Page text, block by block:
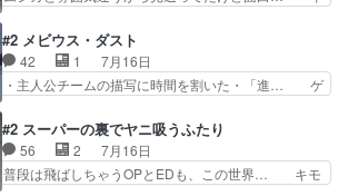
ス、共存の道はやっぱ険しいぜ… 鏡とソフトクリ
浩二の揺るがない信念に思… 鏡さん、活躍する度
に好感度爆上がりですね… ケンタウロス族面白か
ったですね♪タカコち…
れが偶然イベント会場に居合わせてしま… ビオラ
こいつほんま……残りの2人はビオラ… 見てて興
奮と息苦しさを同時に感じさせるビ… ビオラちゃ
んのお陰であられちゃんと律ちゃ… ・日本語特有
に今期一の悪役がいたとは。… 友達との会話でフ
ェアリィブゥケのイベント… ・ビオラはあられを
見つけて悪だくみを策略…
#2 メビウス・ダスト
42 1
7月16日
・主人公チームの描写に時間を割いた・「進… ゲ
主人公の強火古参ファン出てきたけど何… 勝利に
浮かれる面々の中、アラキは自分の能… ラムスは
隕石で負傷した体の部位を補修した… 次のゲーム
での対決のエピソード。そうなっ… ポリスホッパ
#2 スーパーの裏でヤニ吸うふたり
56 2
7月16日
普段は飛ばしちゃうOPとEDも、この世界… キモ